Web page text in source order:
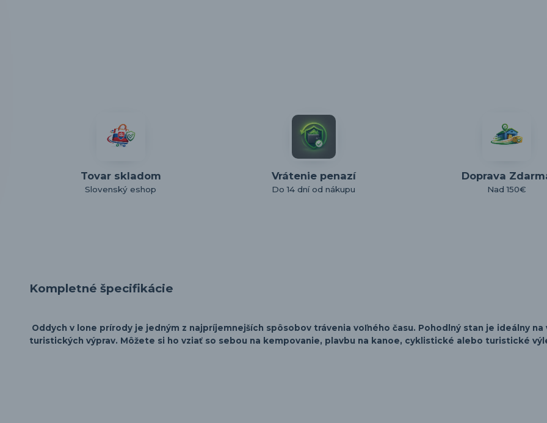
Tovar skladom
Slovenský eshop
Vrátenie penazí
Do 14 dní od nákupu
Doprava
Nad 150€
Kompletné špecifikácie
Oddych v lone prírody je jedným z najpríjemnejších spôsobov trávenia voľného času. Pohodlný stan je ideálny na
turistických výprav. Môžete si ho vziať so sebou na kempovanie, plavbu na kanoe, cyklistické alebo turistické